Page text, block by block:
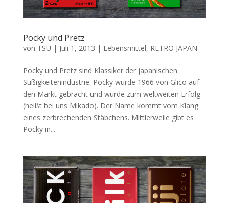
Pocky und Pretz
von TSU | Juli 1, 2013 | Lebensmittel, RETRO JAPAN
Pocky und Pretz sind Klassiker der japanischen
Süßigkeitenindustrie. Pocky wurde 1966 von Glico auf
den Markt gebracht und wurde zum weltweiten Erfolg
(heißt bei uns Mikado). Der Name kommt vom Klang
eines zerbrechenden Stäbchens. Mittlerweile gibt es
Pocky in...